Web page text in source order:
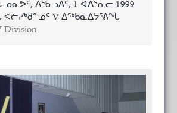
ᐃᖃᓗᐃᑦ, 1 ᐊᐃᕐᕆᓕ 1999
V ᐃᖅᑲᓇᐃᔭᕐᕕᖓ
Division